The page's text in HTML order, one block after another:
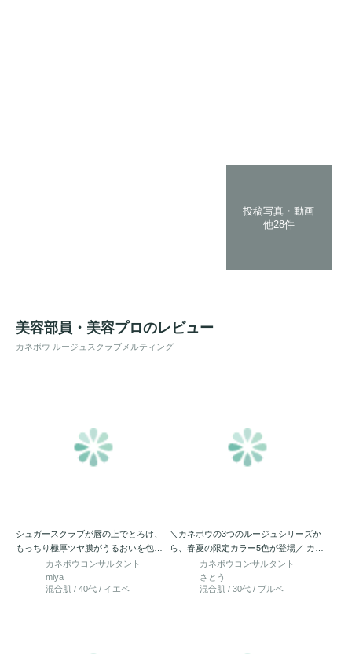
投稿写真・動画
他28件
美容部員・美容プロのレビュー
カネボウ ルージュスクラブメルティング
シュガースクラブが唇の上でとろけ、
もっちり極厚ツヤ膜がうるおいを包み
込む。 カネボウ ルージュス…
カネボウコンサルタント
miya
混合肌 / 40代 / イエベ
＼カネボウの3つのルージュシリーズか
ら、春夏の限定カラー5色が登場／ カネ
ボウ ルージュスターヴ…
カネボウコンサルタント
さとう
混合肌 / 30代 / ブルベ